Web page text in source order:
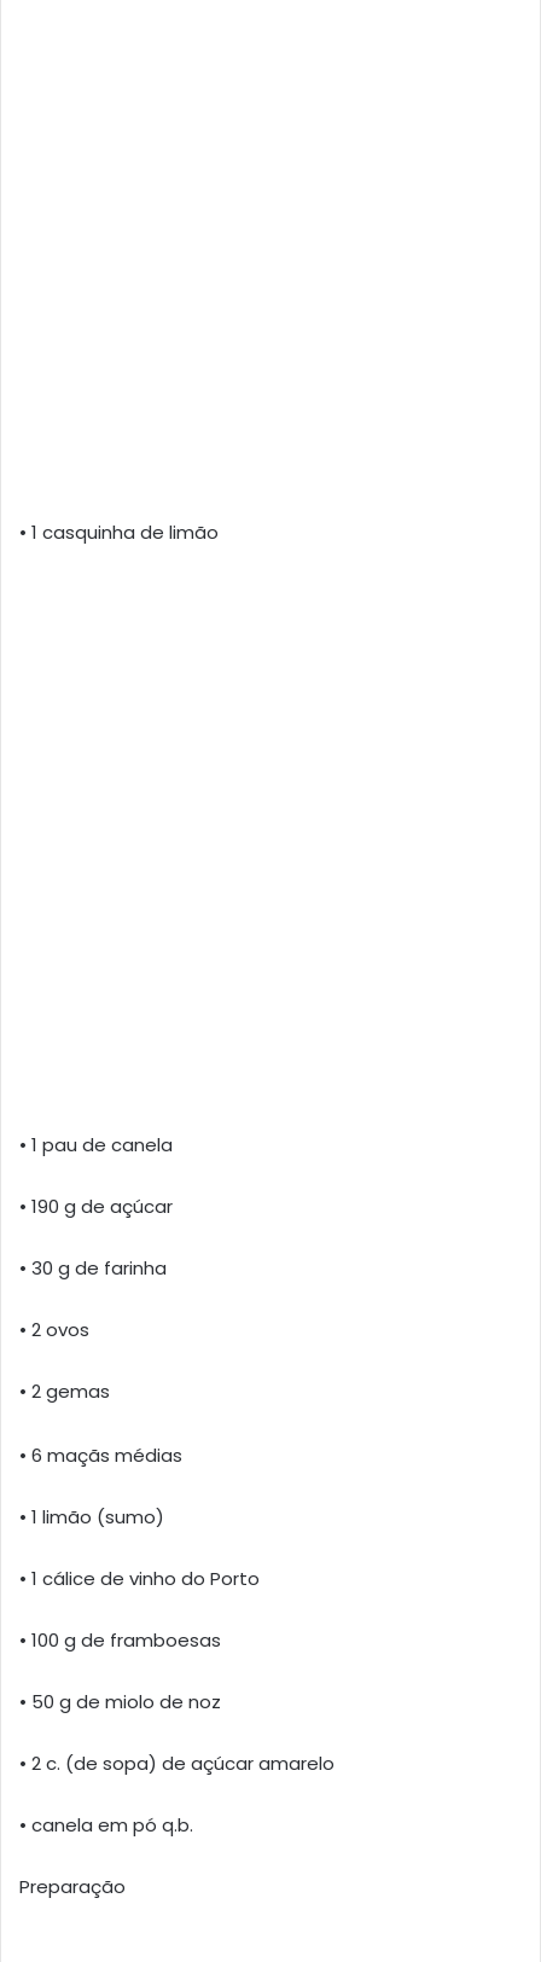
• 1 casquinha de limão
• 1 pau de canela
• 190 g de açúcar
• 30 g de farinha
• 2 ovos
• 2 gemas
• 6 maçãs médias
• 1 limão (sumo)
• 1 cálice de vinho do Porto
• 100 g de framboesas
• 50 g de miolo de noz
• 2 c. (de sopa) de açúcar amarelo
• canela em pó q.b.
Preparação